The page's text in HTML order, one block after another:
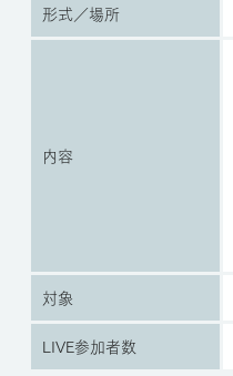
形式／場所
内容
対象
LIVE参加者数